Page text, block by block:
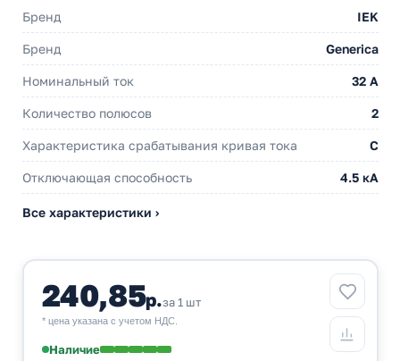
Бренд IEK
Бренд Generica
Номинальный ток 32 A
Количество полюсов 2
Характеристика срабатывания кривая тока C
Отключающая способность 4.5 кА
Все характеристики ›
240,85р.за 1 шт
* цена указана с учетом НДС.
Наличие